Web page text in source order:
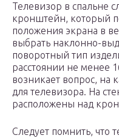
Телевизор в спальне
кронштейн, который
положения экрана в
выбрать наклонно-
поворотный тип
расстоянии не менее
возникает вопрос, на
для телевизора. На
расположены над
Следует помнить, что